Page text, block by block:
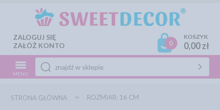
ZALOGUJ SIĘ
ZAŁÓŻ KONTO
0
KOSZYK
0,00 zł
MENU
STRONA GŁÓWNA ROZMIAR: 16 CM